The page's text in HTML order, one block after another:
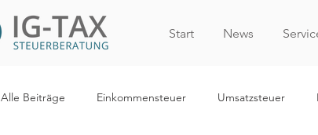
Start News
Alle Beiträge Einkommensteuer Umsatzsteuer